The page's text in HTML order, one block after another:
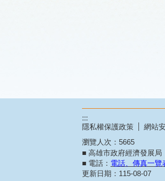
:::
隱私權保護政策
網站
瀏覽人次： 5665
■ 高雄市政府經濟發展
■ 電話： 電話、傳真一覽
更新日期： 115-08-07